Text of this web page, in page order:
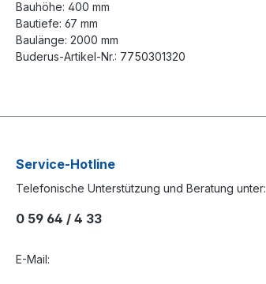
Bauhöhe: 400 mm
Bautiefe: 67 mm
Baulänge: 2000 mm
Buderus-Artikel-Nr.: 7750301320
Service-Hotline
Telefonische Unterstützung und Beratung unter:
0 59 64 / 4 33
E-Mail: